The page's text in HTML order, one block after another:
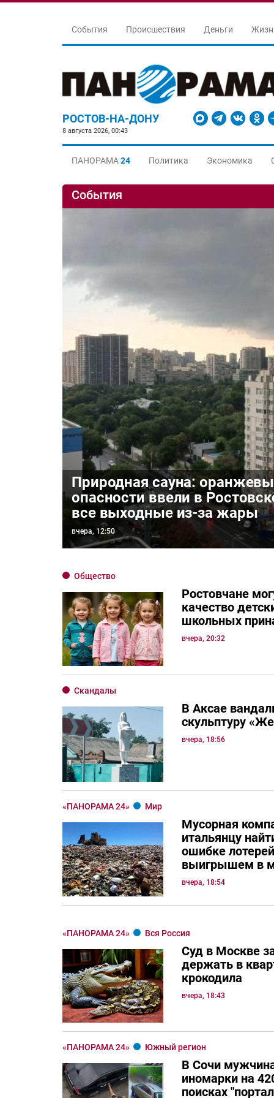
События Происшествия Деньги
РОСТОВ-НА-ДОНУ
8 августа 2026, 00:43
ПАНОРАМА24 Политика Экономика
События
Природная сауна:
опасности ввели в
все выходные из-за жары
вчера, 12:50
Общество
Ростовчане
качество
школьных
вчера, 20:32
Скандалы
В Аксае
скульптуру
вчера, 18:56
«ПАНОРАМА 24» Мир
Мусорная
итальянцу
ошибке
выигрышем в
вчера, 18:54
«ПАНОРАМА 24» Вся Россия
Суд в Москве
держать в
крокодила
вчера, 18:43
«ПАНОРАМА 24» Южный регион
В Сочи
иномарки на
поисках